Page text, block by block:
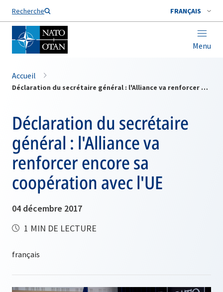
Recherche FRANÇAIS
Menu
Nom de famille*
Accueil
Déclaration du secrétaire général : l'Alliance va renforcer encore sa coopération avec l'UE
Déclaration du secrétaire
général : l'Alliance va
renforcer encore sa
coopération avec l'UE
04 décembre 2017
1 MIN DE LECTURE